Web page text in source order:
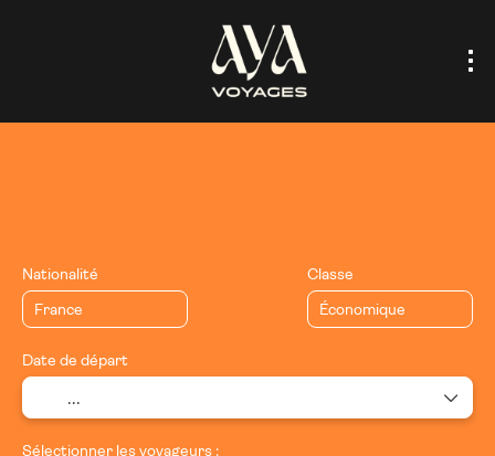
Nationalité Classe
Date de départ
Sélectionner les voyageurs :